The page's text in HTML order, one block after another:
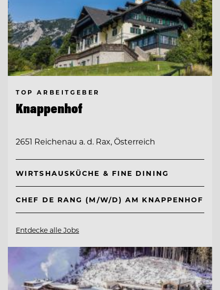
TOP ARBEITGEBER
Knappenhof
2651 Reichenau a. d. Rax, Österreich
WIRTSHAUSKÜCHE & FINE DINING
CHEF DE RANG (M/W/D) AM KNAPPENHOF
Entdecke alle Jobs